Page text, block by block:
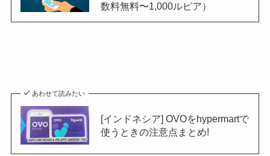
数料無料〜1,000ルピア）
あわせて読みたい
[インドネシア] OVOをhypermartで
使うときの注意点まとめ!